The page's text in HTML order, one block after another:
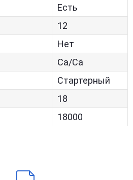
Есть
12
Нет
Са/Са
Стартерный
18
18000